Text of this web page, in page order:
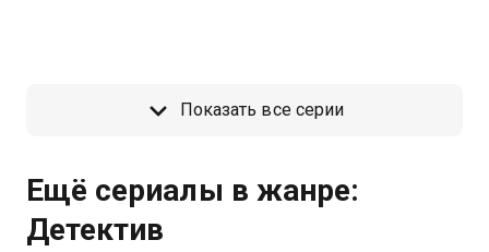
Показать все серии
Ещё сериалы в жанре:
Детектив